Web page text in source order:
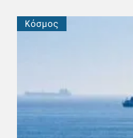
Κόσμος